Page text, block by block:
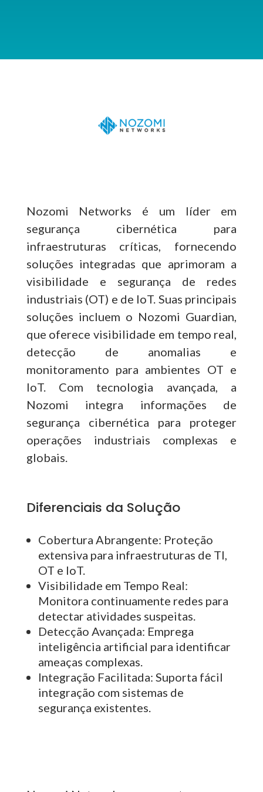
Nozomi Networks é um líder em
segurança cibernética para
infraestruturas críticas, fornecendo
soluções integradas que aprimoram a
visibilidade e segurança de redes
industriais (OT) e de IoT. Suas principais
soluções incluem o Nozomi Guardian,
que oferece visibilidade em tempo real,
detecção de anomalias e
monitoramento para ambientes OT e
IoT. Com tecnologia avançada, a
Nozomi integra informações de
segurança cibernética para proteger
operações industriais complexas e
globais.
Diferenciais da Solução
Cobertura Abrangente: Proteção
extensiva para infraestruturas de TI,
OT e IoT.
Visibilidade em Tempo Real:
Monitora continuamente redes para
detectar atividades suspeitas.
Detecção Avançada: Emprega
inteligência artificial para identificar
ameaças complexas.
Integração Facilitada: Suporta fácil
integração com sistemas de
segurança existentes.